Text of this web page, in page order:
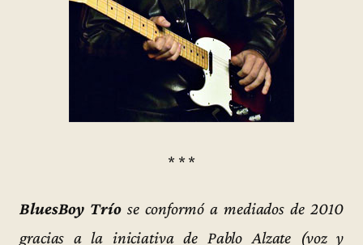
* * *
BluesBoy Trío se conformó a mediados de 2010
gracias a la iniciativa de Pablo Alzate (voz y